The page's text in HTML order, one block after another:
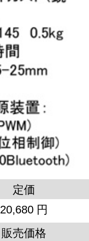
定価
20,680 円
販売価格